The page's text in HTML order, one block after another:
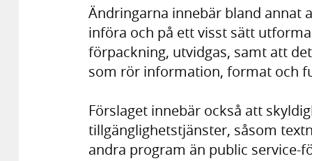
Ändringarna innebär bland annat
införa och på ett visst sätt
förpackning, utvidgas, samt att
som rör information, format och
Förslaget innebär också att
tillgänglighetstjänster, såsom
andra program än public service-